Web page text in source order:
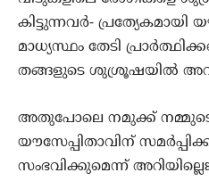
കിട്ടുന്നവര്‍- പ്രത്യേകമായി
മാധ്യസ്ഥം തേടി
തങ്ങളുടെ ശുശ്രൂഷയില്‍
അതുപോലെ നമുക്ക്
യൗസേപ്പിതാവിന്
സംഭവിക്കുമെന്ന്